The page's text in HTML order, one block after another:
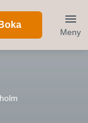
Boka
Meny